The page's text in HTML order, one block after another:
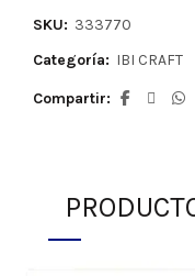
SKU: 333770
Categoría: IBI CRAFT
Compartir